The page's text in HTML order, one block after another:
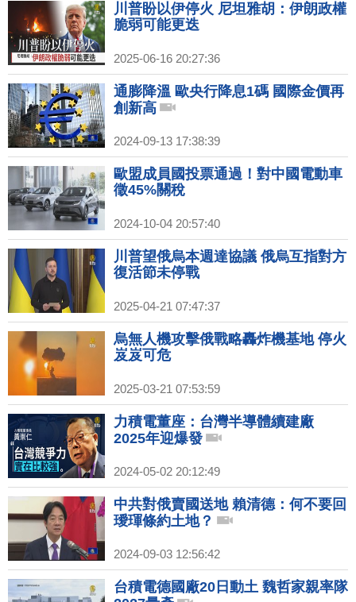
川普盼以伊停火 尼坦雅胡：伊朗政權
脆弱可能更迭
2025-06-16 20:27:36
通膨降溫 歐央行降息1碼 國際金價再
創新高
2024-09-13 17:38:39
歐盟成員國投票通過！對中國電動車
徵45%關稅
2024-10-04 20:57:40
川普望俄烏本週達協議 俄烏互指對方
復活節未停戰
2025-04-21 07:47:37
烏無人機攻擊俄戰略轟炸機基地 停火
岌岌可危
2025-03-21 07:53:59
力積電董座：台灣半導體續建廠
2025年迎爆發
2024-05-02 20:12:49
中共對俄賣國送地 賴清德：何不要回
璦琿條約土地？
2024-09-03 12:56:42
台積電德國廠20日動土 魏哲家親率隊